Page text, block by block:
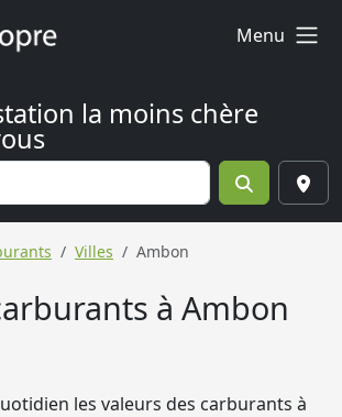
Menu
la moins chère
Villes Ambon
à Ambon
les valeurs des carburants à